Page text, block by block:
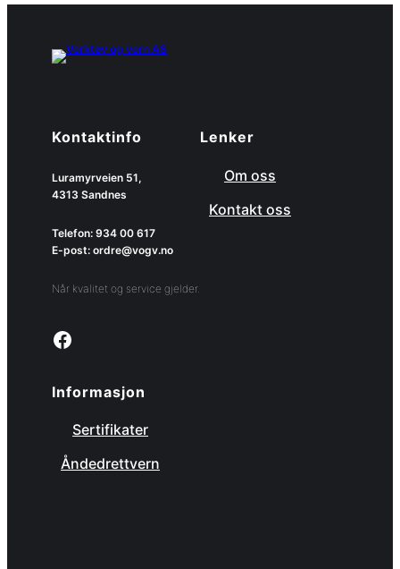
Kontaktinfo
Luramyrveien 51,
4313 Sandnes
Telefon: 934 00 617
E-post: ordre@vogv.no
Når kvalitet og service gjelder.
Link to facebook page
Lenker
Om oss
Kontakt oss
Informasjon
Sertifikater
Åndedrettvern